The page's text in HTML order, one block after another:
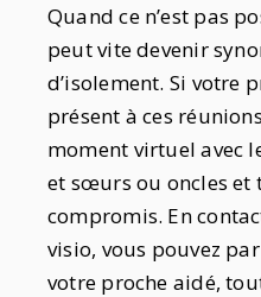
Quand ce n’est pas
peut vite devenir
d’isolement. Si votre
présent à ces
moment virtuel avec
et sœurs ou oncles et
compromis. En
visio, vous pouvez
votre proche aidé,